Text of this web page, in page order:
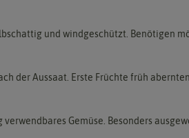
und windgeschützt. Benötigen
der Aussaat. Erste Früchte früh
verwendbares Gemüse. Besonders